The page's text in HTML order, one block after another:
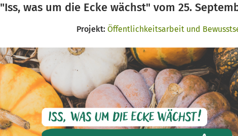
"Iss, was um die Ecke wächst" vom 25.
Projekt: Öffentlichkeitsarbeit und